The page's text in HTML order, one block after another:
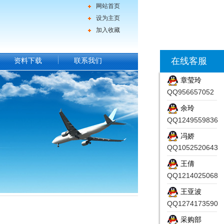
网站首页
设为主页
加入收藏
在线客服
章莹玲
QQ956657052
余玲
QQ1249559836
冯娇
QQ1052520643
王倩
QQ1214025068
王亚波
QQ1274173590
采购部
资料下载 联系我们